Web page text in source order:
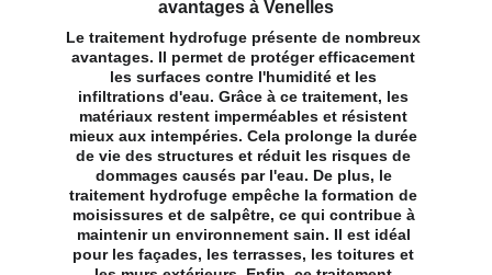
avantages à Venelles
Le traitement hydrofuge présente de nombreux
avantages. Il permet de protéger efficacement
les surfaces contre l'humidité et les
infiltrations d'eau. Grâce à ce traitement, les
matériaux restent imperméables et résistent
mieux aux intempéries. Cela prolonge la durée
de vie des structures et réduit les risques de
dommages causés par l'eau. De plus, le
traitement hydrofuge empêche la formation de
moisissures et de salpêtre, ce qui contribue à
maintenir un environnement sain. Il est idéal
pour les façades, les terrasses, les toitures et